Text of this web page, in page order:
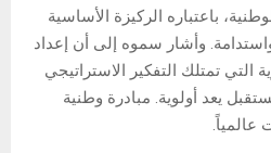
باعتباره الركيزة الأساسية
وأشار سموه إلى أن إعداد
التي تمتلك التفكير الاستراتيجي
يعد أولوية. مبادرة وطنية
عالمياً.